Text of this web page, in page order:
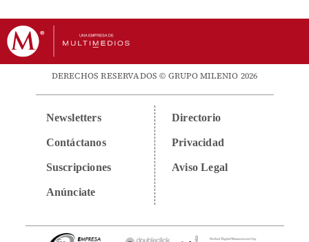
DERECHOS RESERVADOS © GRUPO MILENIO 2026
Newsletters
Contáctanos
Suscripciones
Anúnciate
Directorio
Privacidad
Aviso Legal